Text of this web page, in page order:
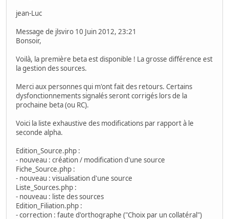
jean-Luc
Message de jlsviro 10 Juin 2012, 23:21
Bonsoir,
Voilà, la première beta est disponible ! La grosse différence est
la gestion des sources.
Merci aux personnes qui m'ont fait des retours. Certains
dysfonctionnements signalés seront corrigés lors de la
prochaine beta (ou RC).
Voici la liste exhaustive des modifications par rapport à le
seconde alpha.
Edition_Source.php :
- nouveau : création / modification d'une source
Fiche_Source.php :
- nouveau : visualisation d'une source
Liste_Sources.php :
- nouveau : liste des sources
Edition_Filiation.php :
- correction : faute d'orthographe ("Choix par un collatéral")